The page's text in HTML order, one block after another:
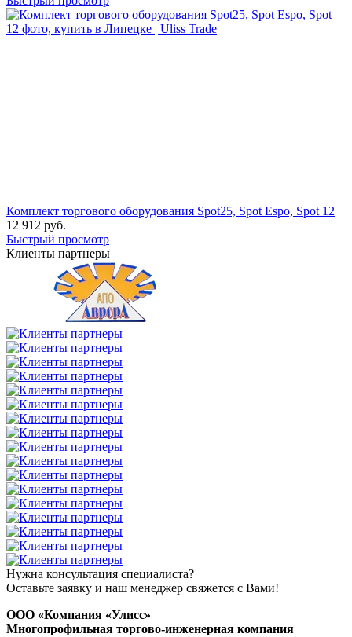
Комплект торгового оборудования Spot25, Spot Espo, Spot 12
12 912 руб.
Быстрый просмотр
Клиенты партнеры
Нужна консультация специалиста?
Оставьте заявку и наш менеджер свяжется с Вами!
ООО «Компания «Улисс»
Многопрофильная торгово-инженерная компания